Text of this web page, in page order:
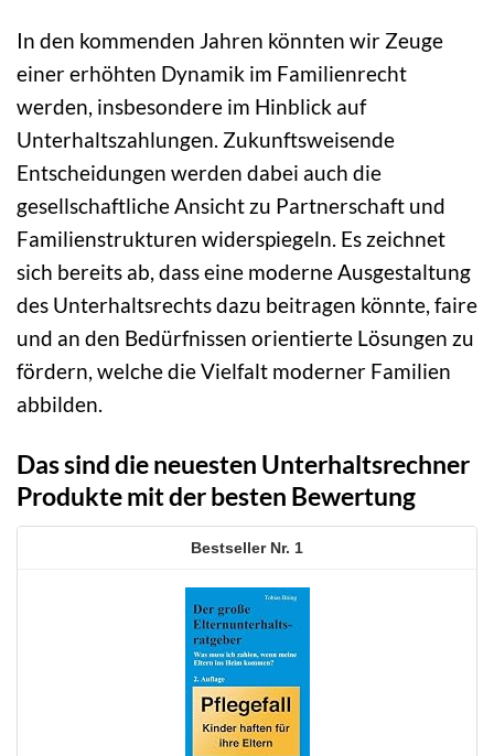
In den kommenden Jahren könnten wir Zeuge
einer erhöhten Dynamik im Familienrecht
werden, insbesondere im Hinblick auf
Unterhaltszahlungen. Zukunftsweisende
Entscheidungen werden dabei auch die
gesellschaftliche Ansicht zu Partnerschaft und
Familienstrukturen widerspiegeln. Es zeichnet
sich bereits ab, dass eine moderne Ausgestaltung
des Unterhaltsrechts dazu beitragen könnte, faire
und an den Bedürfnissen orientierte Lösungen zu
fördern, welche die Vielfalt moderner Familien
abbilden.
Das sind die neuesten Unterhaltsrechner
Produkte mit der besten Bewertung
1